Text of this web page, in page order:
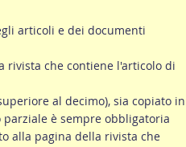
articoli e dei documenti
rivista che contiene l'articolo di
al decimo), sia copiato in
è sempre obbligatoria
alla pagina della rivista che